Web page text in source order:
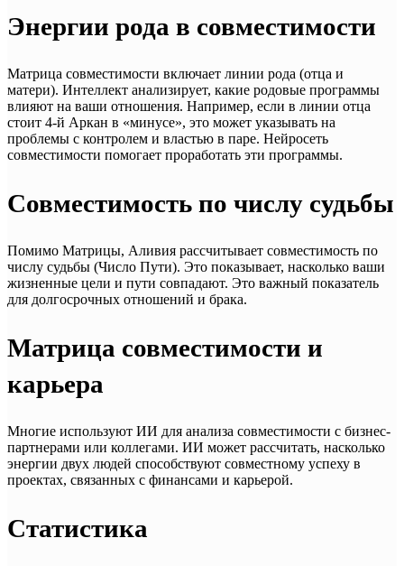
Энергии рода в совместимости
Матрица совместимости включает линии рода (отца и
матери). Интеллект анализирует, какие родовые программы
влияют на ваши отношения. Например, если в линии отца
стоит 4-й Аркан в «минусе», это может указывать на
проблемы с контролем и властью в паре. Нейросеть
совместимости помогает проработать эти программы.
Совместимость по числу судьбы
Помимо Матрицы, Аливия рассчитывает совместимость по
числу судьбы (Число Пути). Это показывает, насколько ваши
жизненные цели и пути совпадают. Это важный показатель
для долгосрочных отношений и брака.
Матрица совместимости и
карьера
Многие используют ИИ для анализа совместимости с бизнес-
партнерами или коллегами. ИИ может рассчитать, насколько
энергии двух людей способствуют совместному успеху в
проектах, связанных с финансами и карьерой.
Статистика